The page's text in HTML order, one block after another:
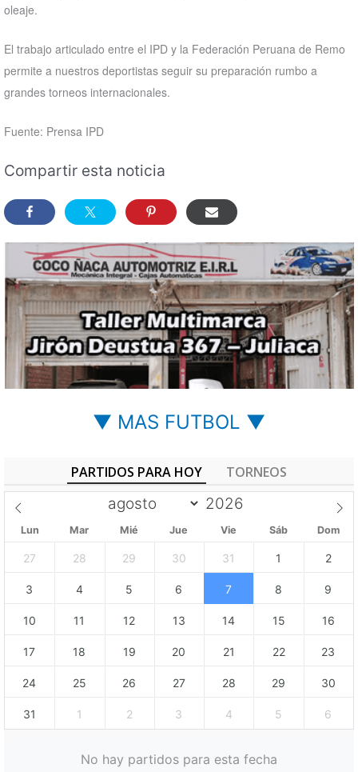
oleaje.
El trabajo articulado entre el IPD y la Federación Peruana de Remo
permite a nuestros deportistas seguir su preparación rumbo a
grandes torneos internacionales.
Fuente: Prensa IPD
Compartir esta noticia
▼ MAS FUTBOL ▼
PARTIDOS PARA HOY TORNEOS
Lun Mar Mié Jue Vie Sáb Dom
27 28 29 30 31 1 2
3 4 5 6 7 8 9
10 11 12 13 14 15 16
17 18 19 20 21 22 23
24 25 26 27 28 29 30
31 1 2 3 4 5 6
No hay partidos para esta fecha